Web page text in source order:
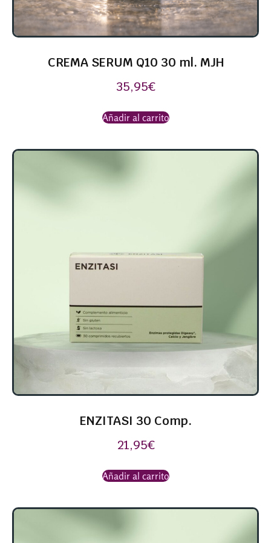
CREMA SERUM Q10 30 ml. MJH
35,95€
Añadir al carrito
ENZITASI 30 Comp.
21,95€
Añadir al carrito